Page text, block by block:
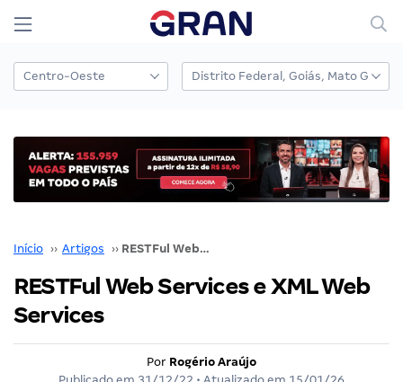
Início ›› Artigos ›› RESTFul Web Services e XML Web Services
RESTFul Web Services e XML Web
Services
Por Rogério Araújo